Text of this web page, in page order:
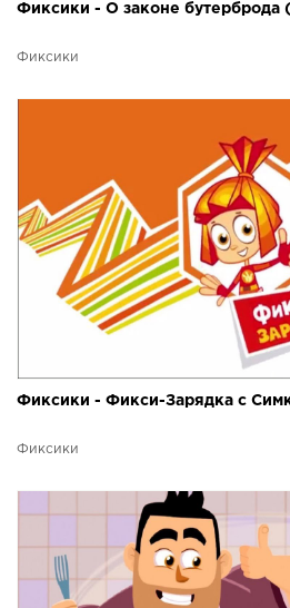
Фиксики - О законе бутерброда
Фиксики
Фиксики - Фикси-Зарядка с
Фиксики